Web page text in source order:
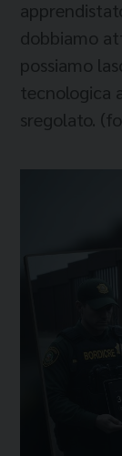
dobbiamo
possiamo
tecnologica
sregolato.